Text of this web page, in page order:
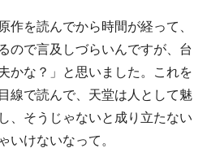
を読んでから時間が経って、
ので言及しづらいんですが、台
かな？」と思いました。これを
線で読んで、天堂は人として魅
、そうじゃないと成り立たない
けないなって。